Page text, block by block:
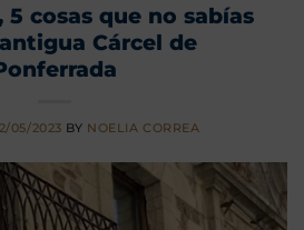
5 cosas que no sabías
Cárcel de
05/2023 BY NOELIA CORREA